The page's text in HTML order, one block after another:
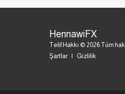
HennawiFX
Telif Hakkı © 2026 Tüm
Şartlar| Gizlilik